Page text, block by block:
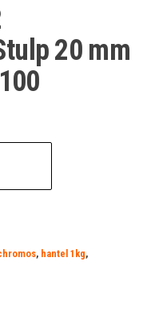
20 mm
, hantel 1kg,